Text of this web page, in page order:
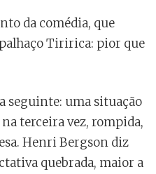
da comédia, que
Tiririca: pior que
seguinte: uma situação
terceira vez, rompida,
Henri Bergson diz
quebrada, maior a